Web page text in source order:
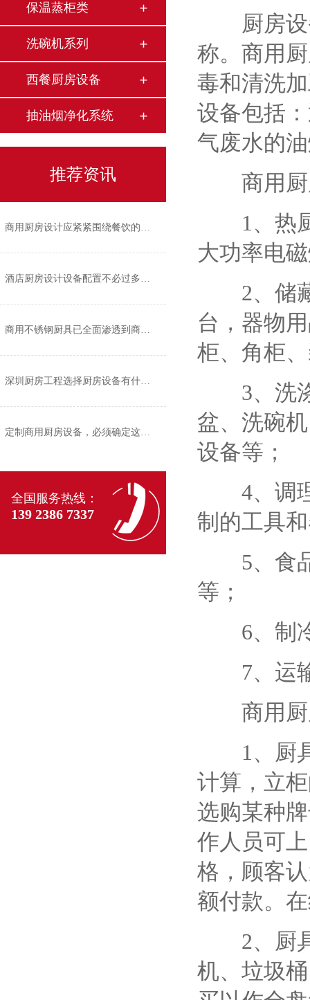
保温蒸柜类
洗碗机系列
西餐厨房设备
抽油烟净化系统
推荐资讯
商用厨房设计应紧紧围绕餐饮的经营风格
酒店厨房设计设备配置不必过多过繁
商用不锈钢厨具已全面渗透到商业厨房的各个角落
深圳厨房工程选择厨房设备有什么标准？
定制商用厨房设备，必须确定这四个方面
全国服务热线：
139 2386 7337
厨房设备
称。商用
毒和清洗
设备包括
气废水的
商用厨
1、热厨
大功率电
2、储藏
台，器物
柜、角柜
3、洗涤
盆、洗碗
设备等；
4、调理
制的工具
5、食品
等；
6、制冷
7、运输
商用厨
1、厨具
计算，立
选购某种
作人员可
格，顾客
额付款。
2、厨具
机、垃圾